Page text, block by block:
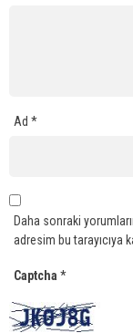
Ad *
Daha sonraki
adresim bu tarayıcıya
Captcha *